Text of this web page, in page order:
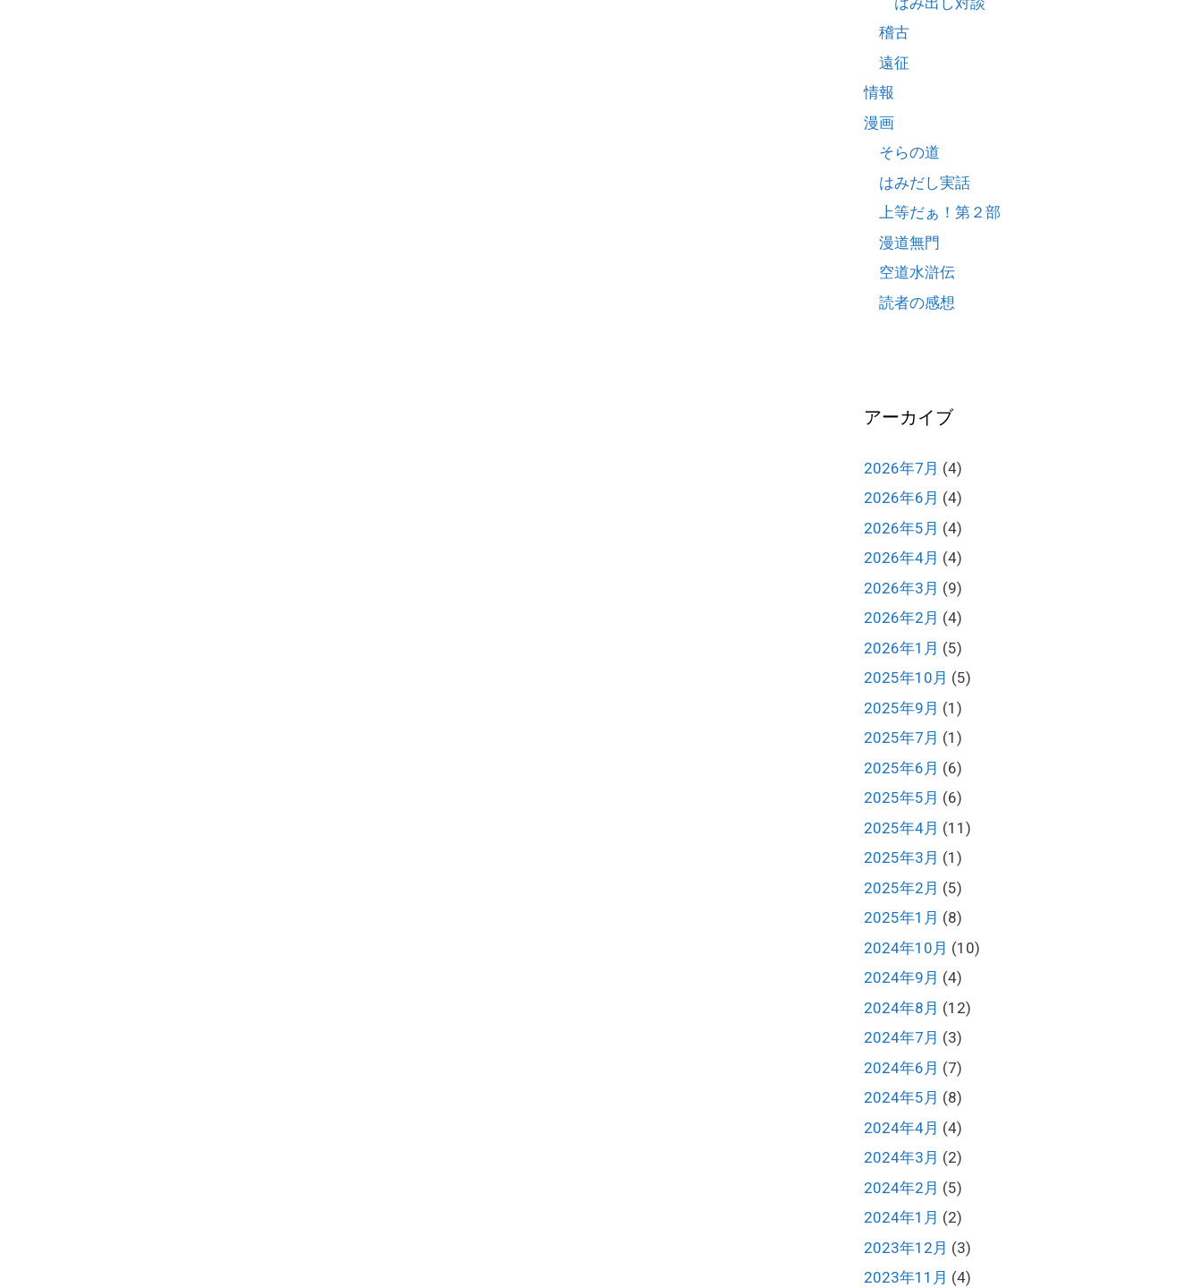
稽古
遠征
情報
漫画
そらの道
はみだし実話
上等だぁ！第２部
漫道無門
空道水滸伝
読者の感想
アーカイブ
2026年7月 (4)
2026年6月 (4)
2026年5月 (4)
2026年4月 (4)
2026年3月 (9)
2026年2月 (4)
2026年1月 (5)
2025年10月 (5)
2025年9月 (1)
2025年7月 (1)
2025年6月 (6)
2025年5月 (6)
2025年4月 (11)
2025年3月 (1)
2025年2月 (5)
2025年1月 (8)
2024年10月 (10)
2024年9月 (4)
2024年8月 (12)
2024年7月 (3)
2024年6月 (7)
2024年5月 (8)
2024年4月 (4)
2024年3月 (2)
2024年2月 (5)
2024年1月 (2)
2023年12月 (3)
2023年11月 (4)